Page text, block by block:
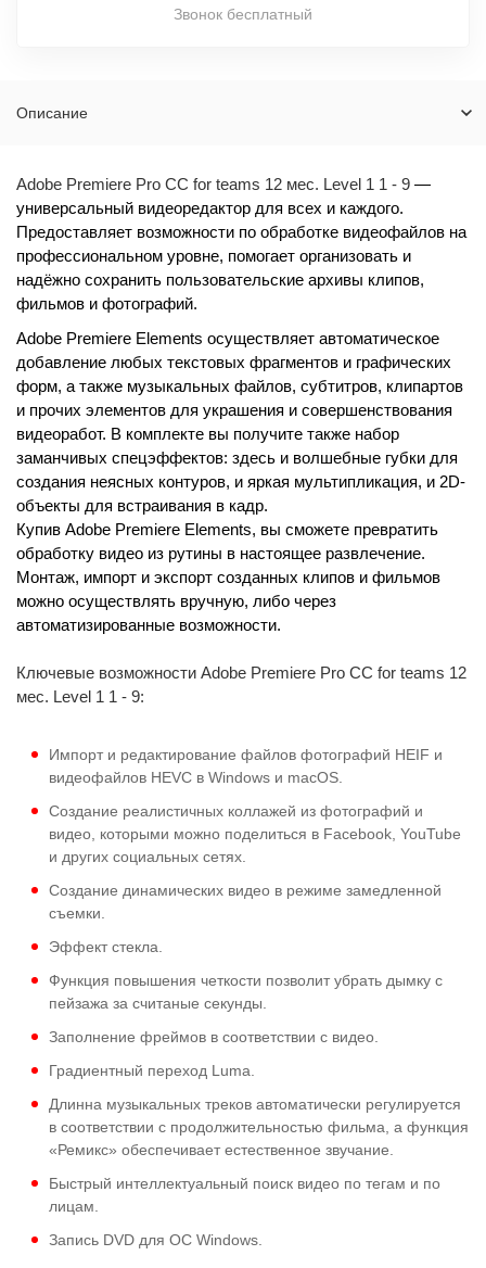
Звонок бесплатный
Описание
Adobe Premiere Pro CC for teams 12 мес. Level 1 1 - 9 —
универсальный видеоредактор для всех и каждого.
Предоставляет возможности по обработке видеофайлов на
профессиональном уровне, помогает организовать и
надёжно сохранить пользовательские архивы клипов,
фильмов и фотографий.
Adobe Premiere Elements осуществляет автоматическое
добавление любых текстовых фрагментов и графических
форм, а также музыкальных файлов, субтитров, клипартов
и прочих элементов для украшения и совершенствования
видеоработ. В комплекте вы получите также набор
заманчивых спецэффектов: здесь и волшебные губки для
создания неясных контуров, и яркая мультипликация, и 2D-
объекты для встраивания в кадр.
Купив Adobe Premiere Elements, вы сможете превратить
обработку видео из рутины в настоящее развлечение.
Монтаж, импорт и экспорт созданных клипов и фильмов
можно осуществлять вручную, либо через
автоматизированные возможности.
Ключевые возможности Adobe Premiere Pro CC for teams 12
мес. Level 1 1 - 9:
Импорт и редактирование файлов фотографий HEIF и
видеофайлов HEVC в Windows и macOS.
Создание реалистичных коллажей из фотографий и
видео, которыми можно поделиться в Facebook, YouTube
и других социальных сетях.
Создание динамических видео в режиме замедленной
съемки.
Эффект стекла.
Функция повышения четкости позволит убрать дымку с
пейзажа за считаные секунды.
Заполнение фреймов в соответствии с видео.
Градиентный переход Luma.
Длинна музыкальных треков автоматически регулируется
в соответствии с продолжительностью фильма, а функция
«Ремикс» обеспечивает естественное звучание.
Быстрый интеллектуальный поиск видео по тегам и по
лицам.
Запись DVD для ОС Windоws.